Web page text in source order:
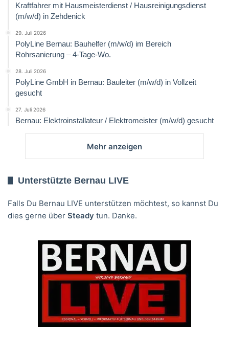
Kraftfahrer mit Hausmeisterdienst / Hausreinigungsdienst
(m/w/d) in Zehdenick
29. Juli 2026
PolyLine Bernau: Bauhelfer (m/w/d) im Bereich
Rohrsanierung – 4-Tage-Wo.
28. Juli 2026
PolyLine GmbH in Bernau: Bauleiter (m/w/d) in Vollzeit
gesucht
27. Juli 2026
Bernau: Elektroinstallateur / Elektromeister (m/w/d) gesucht
Mehr anzeigen
Unterstützte Bernau LIVE
Falls Du Bernau LIVE unterstützen möchtest, so kannst Du
dies gerne über Steady tun. Danke.